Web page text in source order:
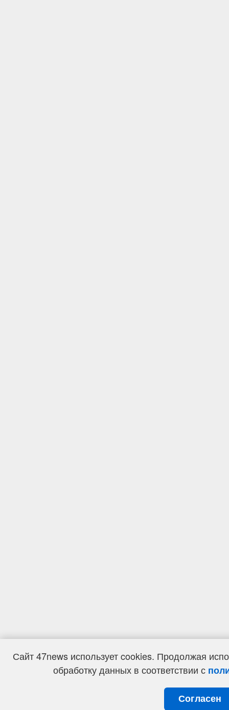
Сайт 47news использует cookies. Продолжая
обработку данных в соответствии с
Согласен